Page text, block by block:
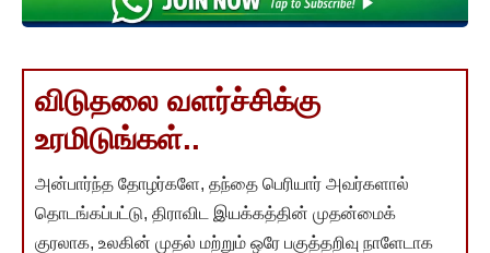
விடுதலை வளர்ச்சிக்கு
உரமிடுங்கள்..
அன்பார்ந்த தோழர்களே, தந்தை பெரியார் அவர்களால்
தொடங்கப்பட்டு, திராவிட இயக்கத்தின் முதன்மைக்
குரலாக, உலகின் முதல் மற்றும் ஒரே பகுத்தறிவு நாளேடாக